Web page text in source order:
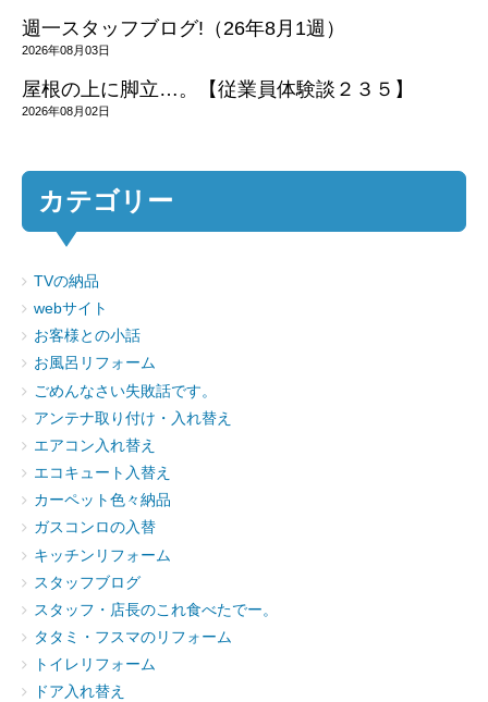
週一スタッフブログ!（26年8月1週）
2026年08月03日
屋根の上に脚立…。【従業員体験談２３５】
2026年08月02日
カテゴリー
TVの納品
webサイト
お客様との小話
お風呂リフォーム
ごめんなさい失敗話です。
アンテナ取り付け・入れ替え
エアコン入れ替え
エコキュート入替え
カーペット色々納品
ガスコンロの入替
キッチンリフォーム
スタッフブログ
スタッフ・店長のこれ食べたでー。
タタミ・フスマのリフォーム
トイレリフォーム
ドア入れ替え